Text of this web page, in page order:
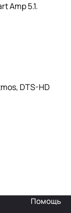
Amp 5.1.
DTS-HD
Помощь